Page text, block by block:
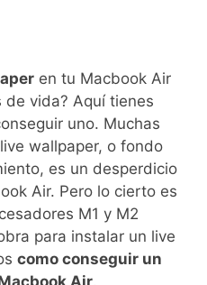
en tu Macbook Air
de vida? Aquí tienes
uno. Muchas
wallpaper, o fondo
es un desperdicio
Air. Pero lo cierto es
M1 y M2
para instalar un live
como conseguir un
Air.